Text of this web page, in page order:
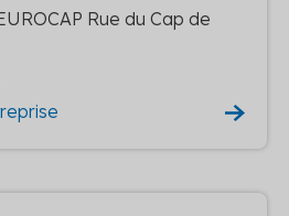
Rue du Cap de